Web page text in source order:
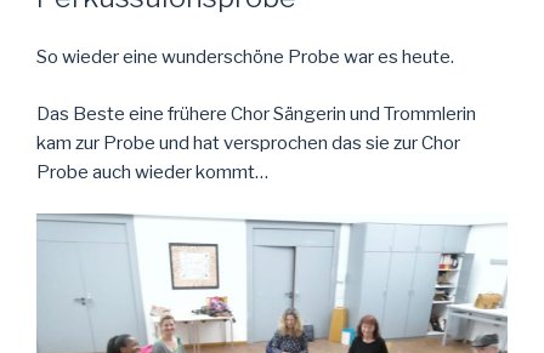
So wieder eine wunderschöne Probe war es heute.
Das Beste eine frühere Chor Sängerin und Trommlerin
kam zur Probe und hat versprochen das sie zur Chor
Probe auch wieder kommt…